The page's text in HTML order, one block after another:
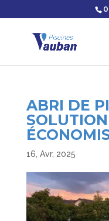
ABRI DE
16, Avr, 2025